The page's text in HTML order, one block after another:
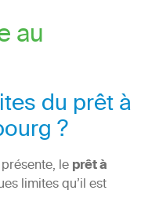
au
du prêt à
?
leprêt à
limites qu’il est